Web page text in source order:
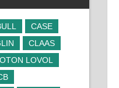
CASE
CLAAS
LOVOL